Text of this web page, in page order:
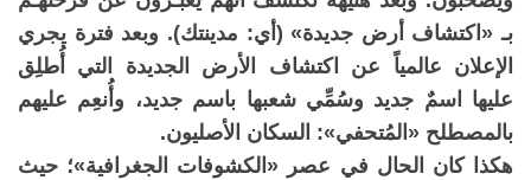
بـ «اكتشاف أرض جديدة» (أي: مدينتك). وبعد فترة يجري
الإعلان عالمياً عن اكتشاف الأرض الجديدة التي أُطلِق
عليها اسمٌ جديد وسُمِّي شعبها باسم جديد، وأُنعِم عليهم
بالمصطلح «المُتحفي»: السكان الأصليون.
هكذا كان الحال في عصر «الكشوفات الجغرافية»؛ حيث